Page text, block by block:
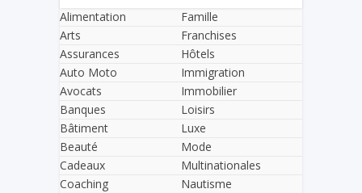
Alimentation
Arts
Assurances
Auto Moto
Avocats
Banques
Bâtiment
Beauté
Cadeaux
Coaching
Famille
Franchises
Hôtels
Immigration
Immobilier
Loisirs
Luxe
Mode
Multinationales
Nautisme